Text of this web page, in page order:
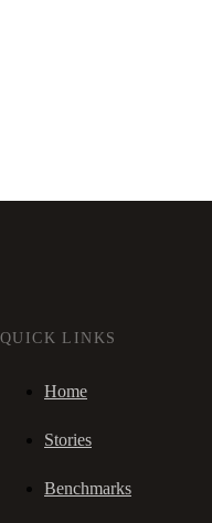
QUICK LINKS
Home
Stories
Benchmarks